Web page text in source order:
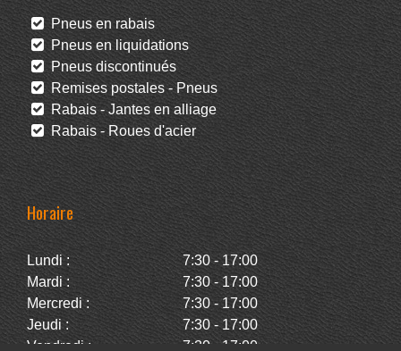
Pneus en rabais
Pneus en liquidations
Pneus discontinués
Remises postales - Pneus
Rabais - Jantes en alliage
Rabais - Roues d'acier
Horaire
Lundi :
7:30 - 17:00
Mardi :
7:30 - 17:00
Mercredi :
7:30 - 17:00
Jeudi :
7:30 - 17:00
Vendredi :
7:30 - 17:00